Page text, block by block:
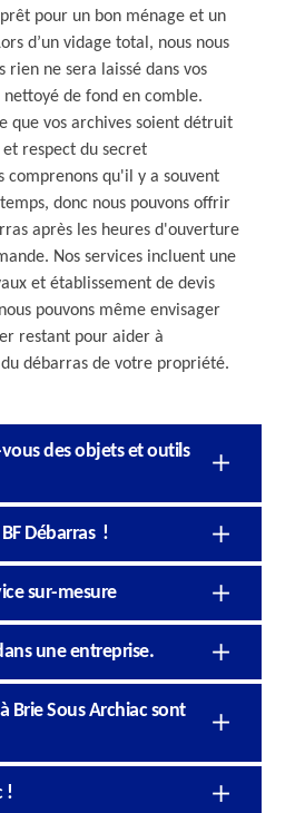
pour un bon ménage et un
d’un vidage total, nous nous
rien ne sera laissé dans vos
nettoyé de fond en comble.
que vos archives soient détruit
respect du secret
comprenons qu'il y a souvent
donc nous pouvons offrir
après les heures d'ouverture
Nos services incluent une
et établissement de devis
pouvons même envisager
restant pour aider à
débarras de votre propriété.
des objets et outils
Débarras !
sur-mesure
une entreprise.
Brie Sous Archiac sont
!